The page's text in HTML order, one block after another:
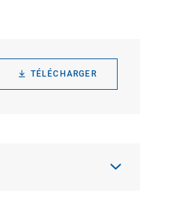
TÉLÉCHARGER